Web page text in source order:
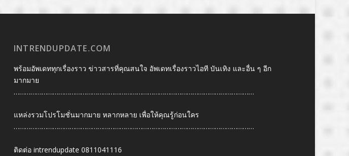
INTRENDUPDATE.COM
พร้อมอัพเดททุกเรื่องราว ข่าวสารที่คุณสนใจ อัพเดทเรื่องราวไอที บันเทิง และอื่น ๆ อีก
มากมาย
…………………………………………………………………………………………………………………
แหล่งรวมโปรโมชั่นมากมาย หลากหลาย เพื่อให้คุณรู้ก่อนใคร
…………………………………………………………………………………………………………………
ติดต่อ intrendupdate 0811041116